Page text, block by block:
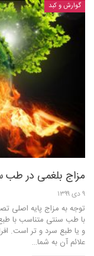
گوارش و کبد
مزاج بلغمی در طب
۹ دی ۱۳۹۹
توجه به مزاج پایه اصلی
با طب سنتی متناسب با
و یا طبع سرد و تر است.
علائم آن به شما…